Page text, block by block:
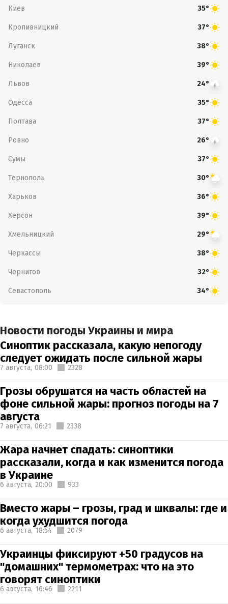
Киев 35°
Кропивницкий 37°
Луганск 38°
Николаев 39°
Львов 24°
Одесса 35°
Полтава 37°
Ровно 26°
Сумы 37°
Тернополь 30°
Харьков 36°
Херсон 39°
Хмельницкий 29°
Черкассы 38°
Чернигов 32°
Севастополь 34°
Новости погоды Украины и мира
Синоптик рассказала, какую непогоду
следует ожидать после сильной жары
7 августа, 08:00 2328
Грозы обрушатся на часть областей на
фоне сильной жары: прогноз погоды на 7
августа
7 августа, 06:21 2338
Жара начнет спадать: синоптики
рассказали, когда и как изменится погода
в Украине
6 августа, 20:00 933
Вместо жары – грозы, град и шквалы: где и
когда ухудшится погода
6 августа, 18:54 2079
Украинцы фиксируют +50 градусов на
"домашних" термометрах: что на это
говорят синоптики
6 августа, 16:46 2211